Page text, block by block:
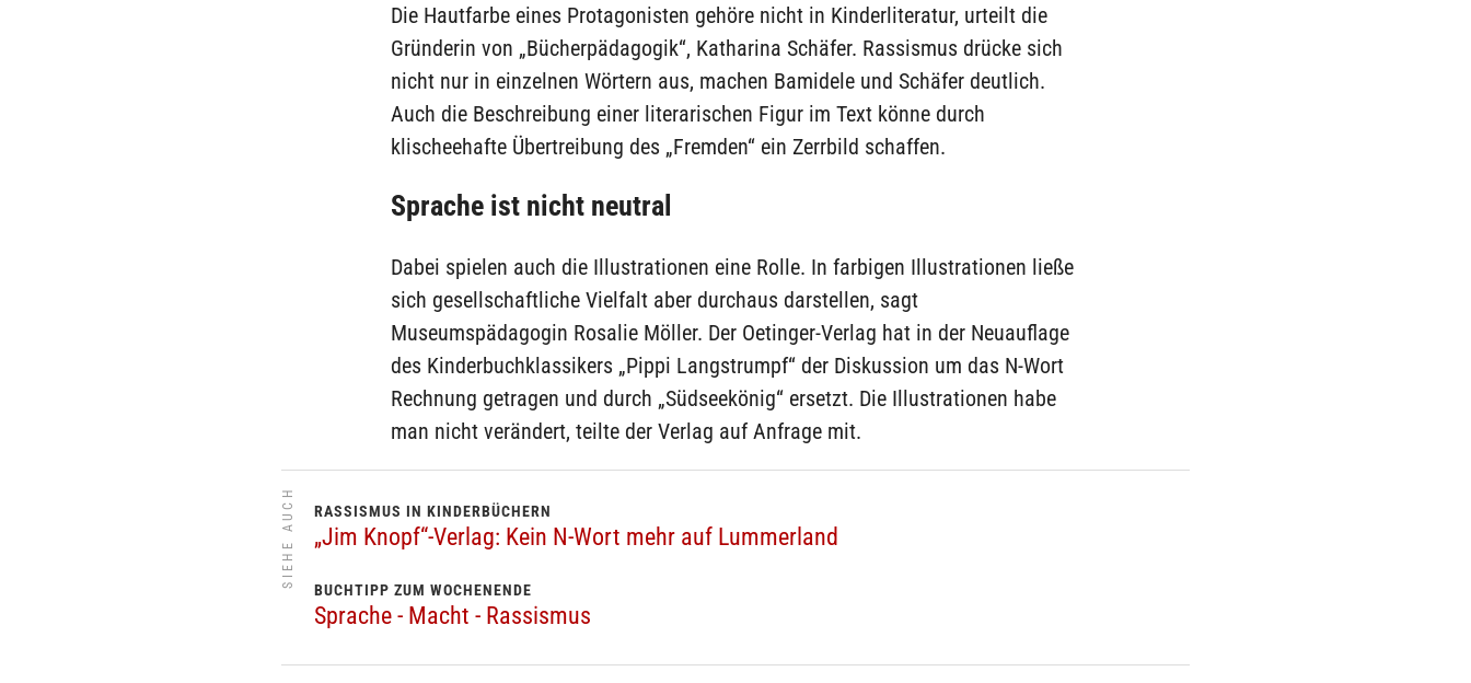
Die Hautfarbe eines Protagonisten gehöre nicht in Kinderliteratur, urteilt die
Gründerin von „Bücherpädagogik“, Katharina Schäfer. Rassismus drücke sich
nicht nur in einzelnen Wörtern aus, machen Bamidele und Schäfer deutlich.
Auch die Beschreibung einer literarischen Figur im Text könne durch
klischeehafte Übertreibung des „Fremden“ ein Zerrbild schaffen.
Sprache ist nicht neutral
Dabei spielen auch die Illustrationen eine Rolle. In farbigen Illustrationen ließe
sich gesellschaftliche Vielfalt aber durchaus darstellen, sagt
Museumspädagogin Rosalie Möller. Der Oetinger-Verlag hat in der Neuauflage
des Kinderbuchklassikers „Pippi Langstrumpf“ der Diskussion um das N-Wort
Rechnung getragen und durch „Südseekönig“ ersetzt. Die Illustrationen habe
man nicht verändert, teilte der Verlag auf Anfrage mit.
SIEHE AUCH RASSISMUS IN KINDERBÜCHERN
„Jim Knopf“-Verlag: Kein N-Wort mehr auf Lummerland
BUCHTIPP ZUM WOCHENENDE
Sprache - Macht - Rassismus